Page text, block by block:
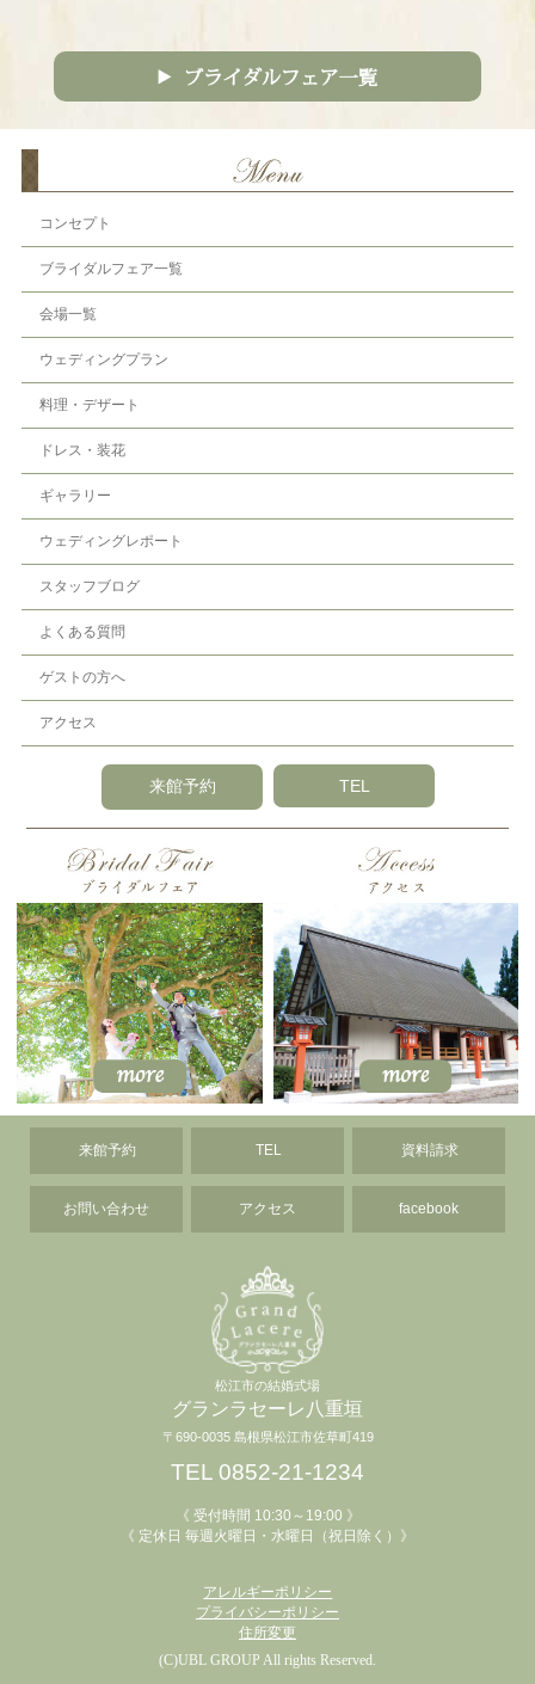
コンセプト
ブライダルフェア一覧
会場一覧
ウェディングプラン
料理・デザート
ドレス・装花
ギャラリー
ウェディングレポート
スタッフブログ
よくある質問
ゲストの方へ
アクセス
来館予約 TEL
来館予約 TEL 資料請求
お問い合わせ アクセス facebook
松江市の結婚式場
グランラセーレ八重垣
〒690-0035 島根県松江市佐草町419
TEL 0852-21-1234
《 受付時間 10:30～19:00 》
《 定休日 毎週火曜日・水曜日（祝日除く）》
アレルギーポリシー
プライバシーポリシー
住所変更
(C)UBL GROUP All rights Reserved.